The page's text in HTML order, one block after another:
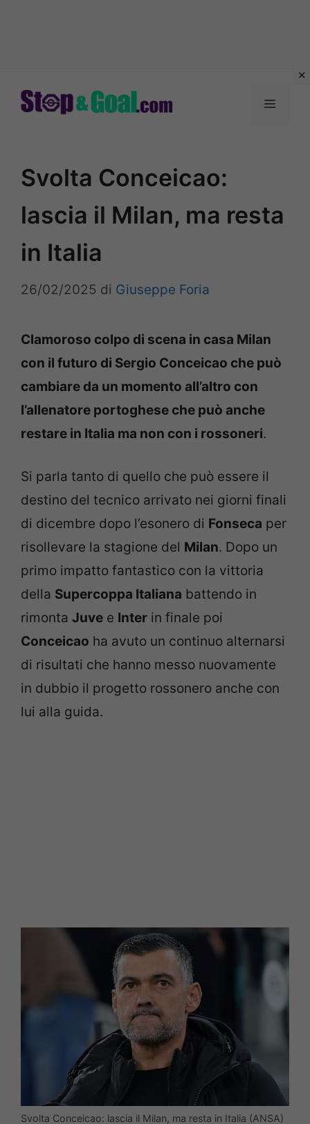
Menu
Svolta Conceicao:
lascia il Milan, ma resta
in Italia
26/02/2025 di Giuseppe Foria
Clamoroso colpo di scena in casa Milan
con il futuro di Sergio Conceicao che può
cambiare da un momento all’altro con
l’allenatore portoghese che può anche
restare in Italia ma non con i rossoneri.
Si parla tanto di quello che può essere il
destino del tecnico arrivato nei giorni finali
di dicembre dopo l’esonero di Fonseca per
risollevare la stagione del Milan. Dopo un
primo impatto fantastico con la vittoria
della Supercoppa Italiana battendo in
rimonta Juve e Inter in finale poi
Conceicao ha avuto un continuo alternarsi
di risultati che hanno messo nuovamente
in dubbio il progetto rossonero anche con
lui alla guida.
Svolta Conceicao: lascia il Milan, ma resta in Italia (ANSA)